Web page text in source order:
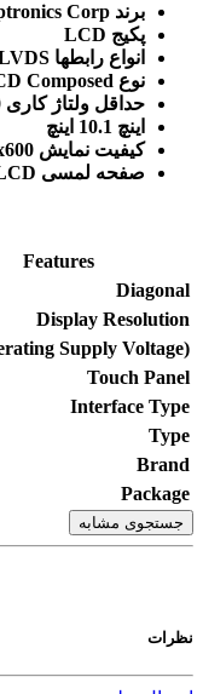
برند AU Optronics Corp
پکیج LCD
انواع رابطها LVDS
نوع LCD Composed
حداقل ولتاژ کاری 3.0 ولت
اینچ 10.1 اینچ
کیفیت نمایش 1024x3(RGB)x600 پیکسل ها
صفحه لمسی TFT LCD
Features
Diagonal
Display Resolution
(Min) Operating Supply Voltage
Touch Panel
Interface Type
Type
Brand
Package
جستجوی مشابه
نظرات